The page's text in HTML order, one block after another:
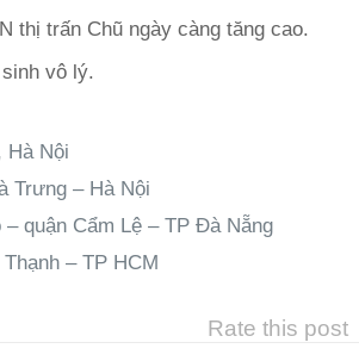
vô lý.
Hà Nội
Trưng – Hà Nội
quận Cẩm Lệ – TP Đà Nẵng
– TP HCM
Rate this post